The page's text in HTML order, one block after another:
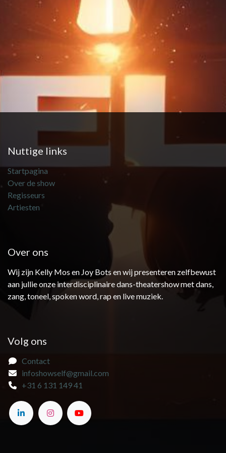
Nuttige links
Startpagina
Over de show
Regisseurs
Artiesten
Over ons
Wij zijn Kelly Mos en Joy Bots en wij presenteren zelfbewust
aan jullie onze interdisciplinaire dans-theatershow met dans,
zang, toneel, spoken word, rap en live muziek.
Volg ons
Contact
infoshowself@gmail.com
+31 6 131 149 41